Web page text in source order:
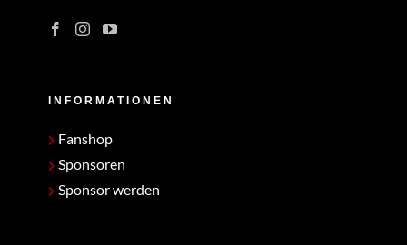
INFORMATIONEN
Fanshop
Sponsoren
Sponsor werden